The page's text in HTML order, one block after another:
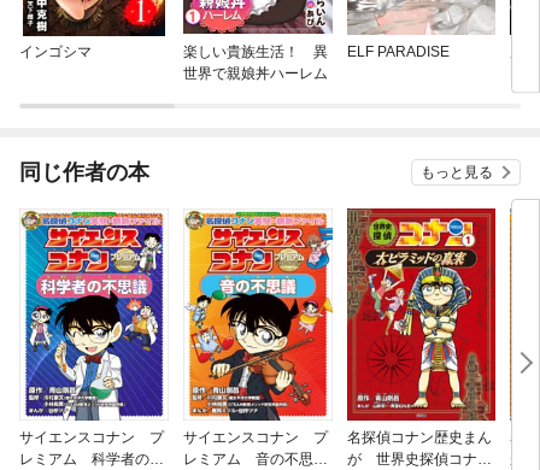
インゴシマ
楽しい貴族生活！ 異
世界で親娘丼ハーレム
ELF PARADISE
同じ作者の本 もっと見る
サイエンスコナン プ
レミアム 科学者の不
サイエンスコナン プ
レミアム 音の不思
名探偵コナン歴史まん
が 世界史探偵コナン
名
が